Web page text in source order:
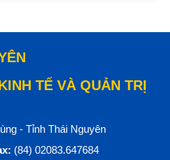
TẾ VÀ QUẢN TRỊ
- Tỉnh Thái Nguyên
(84) 02083.647684